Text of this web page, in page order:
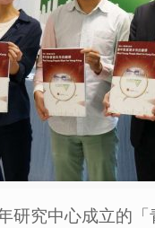
研究中心成立的